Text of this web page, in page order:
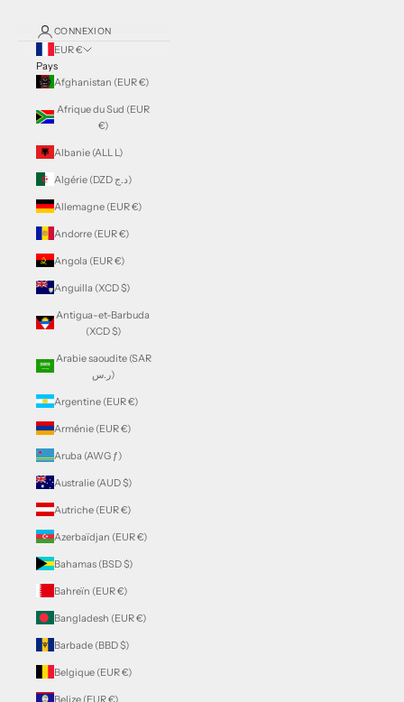
CONNEXION
EUR €
Pays
Afghanistan (EUR €)
Afrique du Sud (EUR
€)
Albanie (ALL L)
Algérie (DZD د.ج)
Allemagne (EUR €)
Andorre (EUR €)
Angola (EUR €)
Anguilla (XCD $)
Antigua-et-Barbuda
(XCD $)
Arabie saoudite (SAR
ر.س)
Argentine (EUR €)
Arménie (EUR €)
Aruba (AWG ƒ)
Australie (AUD $)
Autriche (EUR €)
Azerbaïdjan (EUR €)
Bahamas (BSD $)
Bahreïn (EUR €)
Bangladesh (EUR €)
Barbade (BBD $)
Belgique (EUR €)
Belize (EUR €)